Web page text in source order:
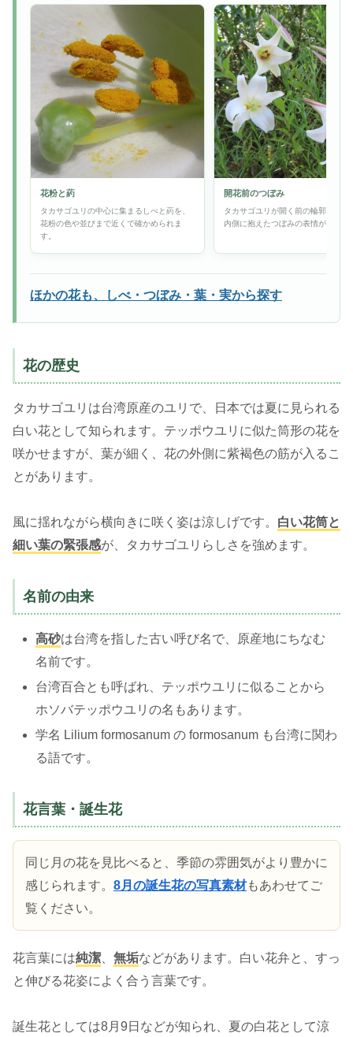
花粉と葯
タカサゴユリの中心に集まるしべと葯を、
花粉の色や並びまで近くで確かめられま
す。
開花前のつぼみ
タカサゴユリが開く前の輪郭と、花
内側に抱えたつぼみの表情が分かり
ほかの花も、しべ・つぼみ・葉・実から探す
花の歴史
タカサゴユリは台湾原産のユリで、日本では夏に見られる
白い花として知られます。テッポウユリに似た筒形の花を
咲かせますが、葉が細く、花の外側に紫褐色の筋が入るこ
とがあります。
風に揺れながら横向きに咲く姿は涼しげです。 白い花筒と
細い葉の緊張感が、タカサゴユリらしさを強めます。
名前の由来
高砂は台湾を指した古い呼び名で、原産地にちなむ
名前です。
台湾百合とも呼ばれ、テッポウユリに似ることから
ホソバテッポウユリの名もあります。
学名 Lilium formosanum の formosanum も台湾に関わ
る語です。
花言葉・誕生花
同じ月の花を見比べると、季節の雰囲気がより豊かに
感じられます。 8月の誕生花の写真素材もあわせてご
覧ください。
花言葉には純潔 無垢などがあります。白い花弁と、すっ
と伸びる花姿によく合う言葉です。
誕生花としては8月9日などが知られ、夏の白花として涼